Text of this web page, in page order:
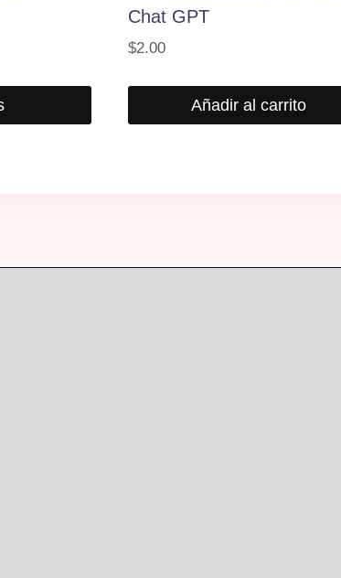
Chat GPT
$2.00
Añadir al carrito